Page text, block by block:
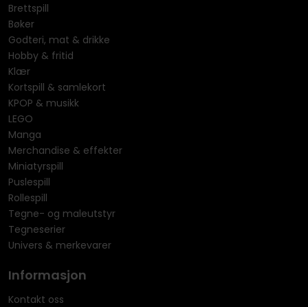
Brettspill
Bøker
Godteri, mat & drikke
Hobby & fritid
Klær
Kortspill & samlekort
KPOP & musikk
LEGO
Manga
Merchandise & effekter
Miniatyrspill
Puslespill
Rollespill
Tegne- og maleutstyr
Tegneserier
Univers & merkevarer
Informasjon
Kontakt oss